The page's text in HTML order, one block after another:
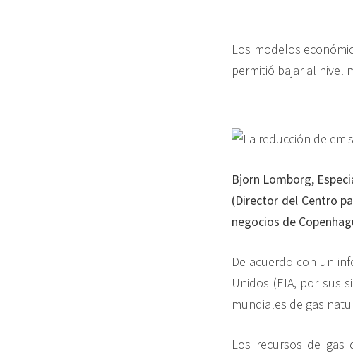
Los modelos
permitió bajar al nivel
Bjorn Lomborg,
(Director del Centro
negocios de
De acuerdo con un
Unidos (EIA, por sus
mundiales de gas
Los recursos de